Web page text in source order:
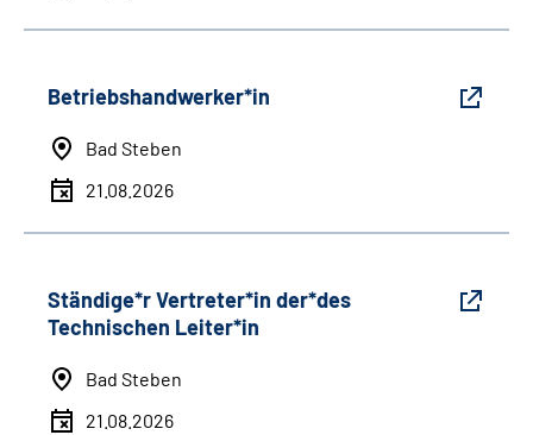
Betriebshandwerker*in
Bad Steben
21.08.2026
Ständige*r Vertreter*in der*des
Technischen Leiter*in
Bad Steben
21.08.2026